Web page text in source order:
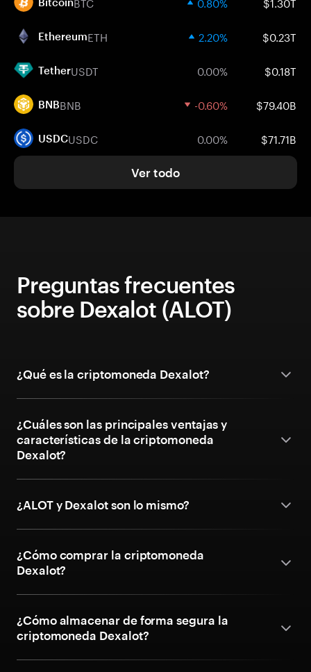
EthereumETH 2.20% $0.23T
TetherUSDT 0.00% $0.18T
BNBBNB -0.60% $79.40B
USDCUSDC 0.00% $71.71B
Ver todo
Preguntas frecuentes
sobre Dexalot (ALOT)
¿Qué es la criptomoneda Dexalot?
¿Cuáles son las principales ventajas y
características de la criptomoneda
Dexalot?
¿ALOT y Dexalot son lo mismo?
¿Cómo comprar la criptomoneda
Dexalot?
¿Cómo almacenar de forma segura la
criptomoneda Dexalot?